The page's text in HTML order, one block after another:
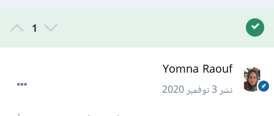
1
Yomna Raouf
نشر3 نوفمبر 2020